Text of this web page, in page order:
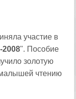
участие в
2008". Пособие
золотую
чтению